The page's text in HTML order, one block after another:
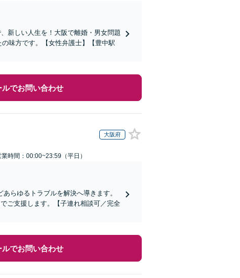
新しい人生を！大阪で離婚・男女問題
味方です。【女性弁護士】【豊中駅
ルでお問い合わせ
大阪府
業時間：00:00~23:59（平日）
らゆるトラブルを解決へ導きます。
ご支援します。【子連れ相談可／完全
ルでお問い合わせ